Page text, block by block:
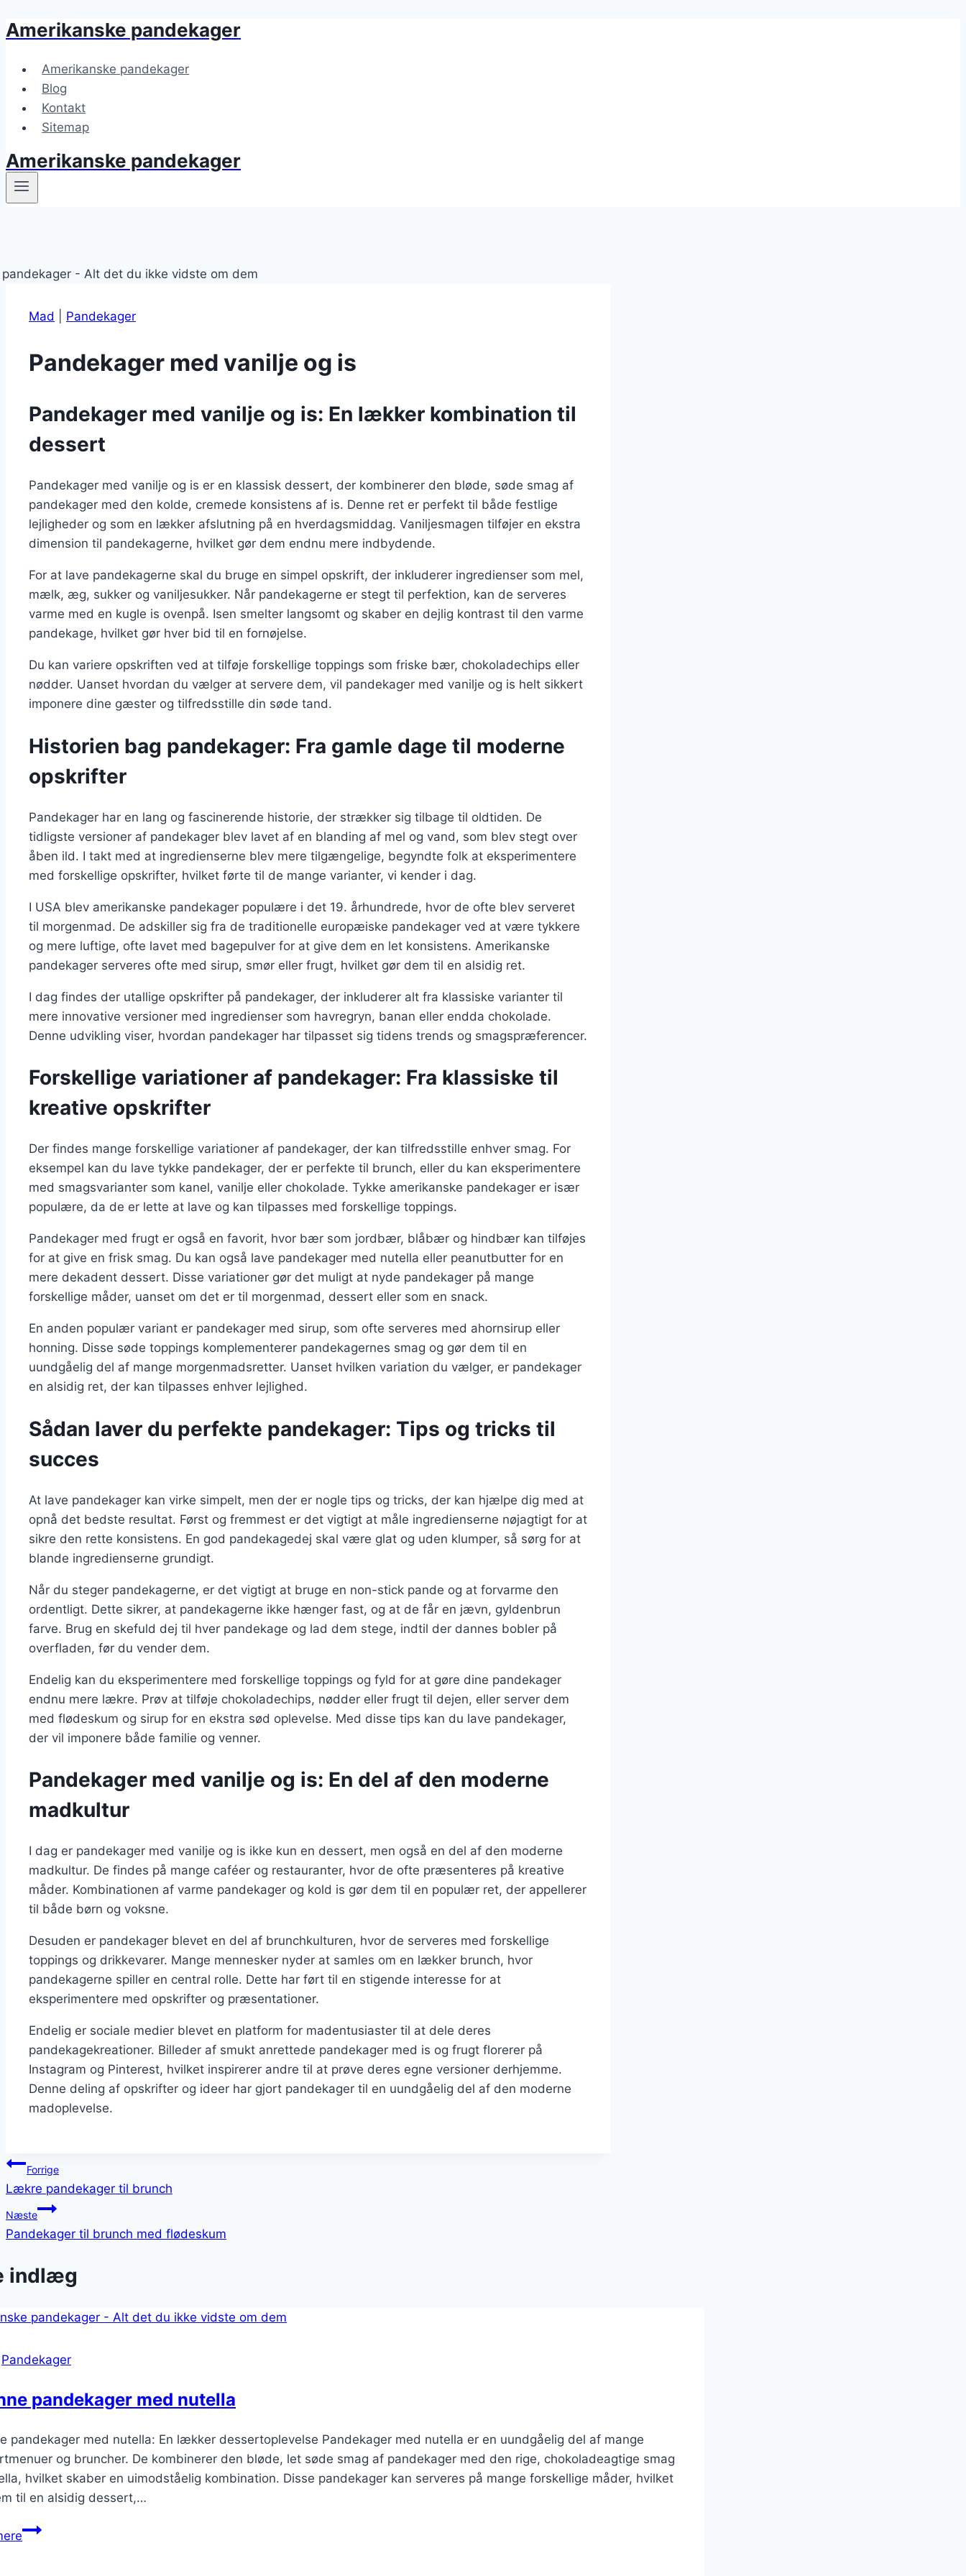
Fortsæt
indhold
Amerikanske pandekager
Amerikanske pandekager
Blog
Kontakt
Sitemap
Amerikanske pandekager
Mad Pandekager
Pandekager med vanilje og is
Pandekager med vanilje og is: En lækker kombination til
dessert
Pandekager med vanilje og is er en klassisk dessert, der kombinerer den bløde, søde smag af
pandekager med den kolde, cremede konsistens af is. Denne ret er perfekt til både festlige
lejligheder og som en lækker afslutning på en hverdagsmiddag. Vaniljesmagen tilføjer en ekstra
dimension til pandekagerne, hvilket gør dem endnu mere indbydende.
For at lave pandekagerne skal du bruge en simpel opskrift, der inkluderer ingredienser som mel,
mælk, æg, sukker og vaniljesukker. Når pandekagerne er stegt til perfektion, kan de serveres
varme med en kugle is ovenpå. Isen smelter langsomt og skaber en dejlig kontrast til den varme
pandekage, hvilket gør hver bid til en fornøjelse.
Du kan variere opskriften ved at tilføje forskellige toppings som friske bær, chokoladechips eller
nødder. Uanset hvordan du vælger at servere dem, vil pandekager med vanilje og is helt sikkert
imponere dine gæster og tilfredsstille din søde tand.
Historien bag pandekager: Fra gamle dage til moderne
opskrifter
Pandekager har en lang og fascinerende historie, der strækker sig tilbage til oldtiden. De
tidligste versioner af pandekager blev lavet af en blanding af mel og vand, som blev stegt over
åben ild. I takt med at ingredienserne blev mere tilgængelige, begyndte folk at eksperimentere
med forskellige opskrifter, hvilket førte til de mange varianter, vi kender i dag.
I USA blev amerikanske pandekager populære i det 19. århundrede, hvor de ofte blev serveret
til morgenmad. De adskiller sig fra de traditionelle europæiske pandekager ved at være tykkere
og mere luftige, ofte lavet med bagepulver for at give dem en let konsistens. Amerikanske
pandekager serveres ofte med sirup, smør eller frugt, hvilket gør dem til en alsidig ret.
I dag findes der utallige opskrifter på pandekager, der inkluderer alt fra klassiske varianter til
mere innovative versioner med ingredienser som havregryn, banan eller endda chokolade.
Denne udvikling viser, hvordan pandekager har tilpasset sig tidens trends og smagspræferencer.
Forskellige variationer af pandekager: Fra klassiske til
kreative opskrifter
Der findes mange forskellige variationer af pandekager, der kan tilfredsstille enhver smag. For
eksempel kan du lave tykke pandekager, der er perfekte til brunch, eller du kan eksperimentere
med smagsvarianter som kanel, vanilje eller chokolade. Tykke amerikanske pandekager er især
populære, da de er lette at lave og kan tilpasses med forskellige toppings.
Pandekager med frugt er også en favorit, hvor bær som jordbær, blåbær og hindbær kan tilføjes
for at give en frisk smag. Du kan også lave pandekager med nutella eller peanutbutter for en
mere dekadent dessert. Disse variationer gør det muligt at nyde pandekager på mange
forskellige måder, uanset om det er til morgenmad, dessert eller som en snack.
En anden populær variant er pandekager med sirup, som ofte serveres med ahornsirup eller
honning. Disse søde toppings komplementerer pandekagernes smag og gør dem til en
uundgåelig del af mange morgenmadsretter. Uanset hvilken variation du vælger, er pandekager
en alsidig ret, der kan tilpasses enhver lejlighed.
Sådan laver du perfekte pandekager: Tips og tricks til
succes
At lave pandekager kan virke simpelt, men der er nogle tips og tricks, der kan hjælpe dig med at
opnå det bedste resultat. Først og fremmest er det vigtigt at måle ingredienserne nøjagtigt for at
sikre den rette konsistens. En god pandekagedej skal være glat og uden klumper, så sørg for at
blande ingredienserne grundigt.
Når du steger pandekagerne, er det vigtigt at bruge en non-stick pande og at forvarme den
ordentligt. Dette sikrer, at pandekagerne ikke hænger fast, og at de får en jævn, gyldenbrun
farve. Brug en skefuld dej til hver pandekage og lad dem stege, indtil der dannes bobler på
overfladen, før du vender dem.
Endelig kan du eksperimentere med forskellige toppings og fyld for at gøre dine pandekager
endnu mere lækre. Prøv at tilføje chokoladechips, nødder eller frugt til dejen, eller server dem
med flødeskum og sirup for en ekstra sød oplevelse. Med disse tips kan du lave pandekager,
der vil imponere både familie og venner.
Pandekager med vanilje og is: En del af den moderne
madkultur
I dag er pandekager med vanilje og is ikke kun en dessert, men også en del af den moderne
madkultur. De findes på mange caféer og restauranter, hvor de ofte præsenteres på kreative
måder. Kombinationen af varme pandekager og kold is gør dem til en populær ret, der appellerer
til både børn og voksne.
Desuden er pandekager blevet en del af brunchkulturen, hvor de serveres med forskellige
toppings og drikkevarer. Mange mennesker nyder at samles om en lækker brunch, hvor
pandekagerne spiller en central rolle. Dette har ført til en stigende interesse for at
eksperimentere med opskrifter og præsentationer.
Endelig er sociale medier blevet en platform for madentusiaster til at dele deres
pandekagekreationer. Billeder af smukt anrettede pandekager med is og frugt florerer på
Instagram og Pinterest, hvilket inspirerer andre til at prøve deres egne versioner derhjemme.
Denne deling af opskrifter og ideer har gjort pandekager til en uundgåelig del af den moderne
madoplevelse.
Indlægsnavigation
Forrige
Lækre pandekager til brunch
Næste
Pandekager til brunch med flødeskum
indlæg
Pandekager
pandekager med nutella
pandekager med nutella: En lækker dessertoplevelse Pandekager med nutella er en uundgåelig del af mange
og bruncher. De kombinerer den bløde, let søde smag af pandekager med den rige, chokoladeagtige smag
hvilket skaber en uimodståelig kombination. Disse pandekager kan serveres på mange forskellige måder, hvilket
til en alsidig dessert,…
Skønne